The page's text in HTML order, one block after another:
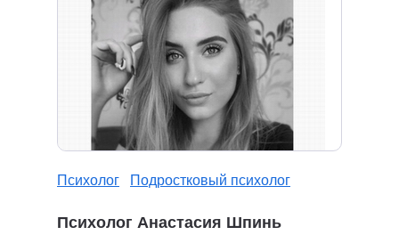
Психолог Подростковый психолог
Психолог Анастасия Шпинь